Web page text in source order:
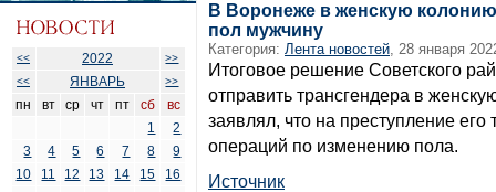
<< 2022
>>
<<
ЯНВАРЬ >>
пн вт ср чт пт сб
вс
1
2
3
4 5 6 7 8
9
10
11 12 13 14 15
16
В Воронеже в женскую
пол мужчину
Категория: Лента новостей, 28 января
Итоговое решение Советского
отправить трансгендера в
заявлял, что на преступление
операций по изменению пола.
Источник